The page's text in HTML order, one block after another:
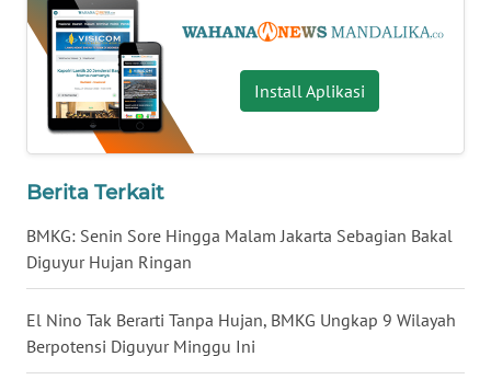
Install Aplikasi
Berita Terkait
BMKG: Senin Sore Hingga Malam Jakarta Sebagian Bakal
Diguyur Hujan Ringan
El Nino Tak Berarti Tanpa Hujan, BMKG Ungkap 9 Wilayah
Berpotensi Diguyur Minggu Ini
WN
SULUT
WN
MALUKU
WN
WN
DAIRI
WN
DANAU